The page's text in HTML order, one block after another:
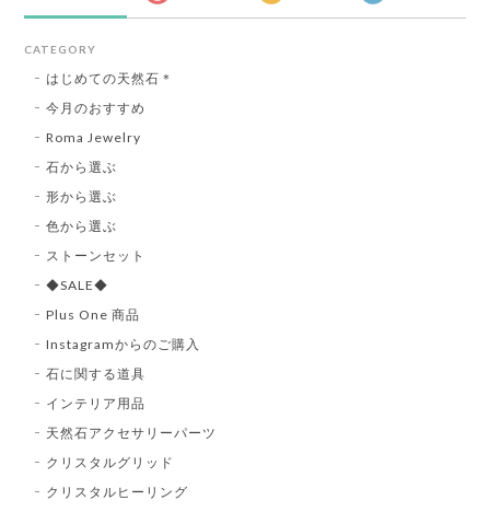
CATEGORY
はじめての天然石＊
今月のおすすめ
Roma Jewelry
石から選ぶ
形から選ぶ
色から選ぶ
ストーンセット
◆SALE◆
Plus One 商品
Instagramからのご購入
石に関する道具
インテリア用品
天然石アクセサリーパーツ
クリスタルグリッド
クリスタルヒーリング